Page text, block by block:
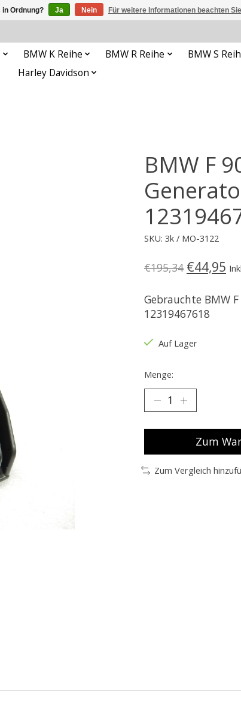
BMW K Reihe BMW R Reihe BMW S
Harley Davidson
BMW F
SKU: 3k / MO-3122
€195,34 €44,95
Gebrauchte BMW
12319467618
Auf Lager
Menge:
Zum
Zum Vergleich
Ordnung? Ja Nein Für weitere Informationen beachten